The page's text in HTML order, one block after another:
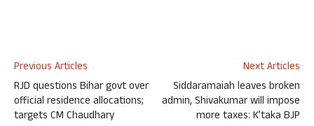
Previous Articles
RJD questions Bihar govt over
official residence allocations;
targets CM Chaudhary
Next Articles
Siddaramaiah leaves broken
admin, Shivakumar will impose
more taxes: K’taka BJP